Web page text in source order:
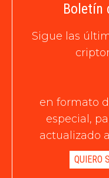
Boletín
Sigue las
en formato
especial,
actualizado
QUIERO